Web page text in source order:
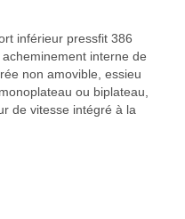
inférieur pressfit 386
interne de
non amovible, essieu
ou biplateau,
de vitesse intégré à la